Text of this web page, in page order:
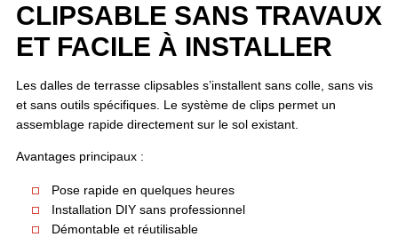
CLIPSABLE SANS TRAVAUX
ET FACILE À INSTALLER
Les dalles de terrasse clipsables s’installent sans colle, sans vis
et sans outils spécifiques. Le système de clips permet un
assemblage rapide directement sur le sol existant.
Avantages principaux :
Pose rapide en quelques heures
Installation DIY sans professionnel
Démontable et réutilisable